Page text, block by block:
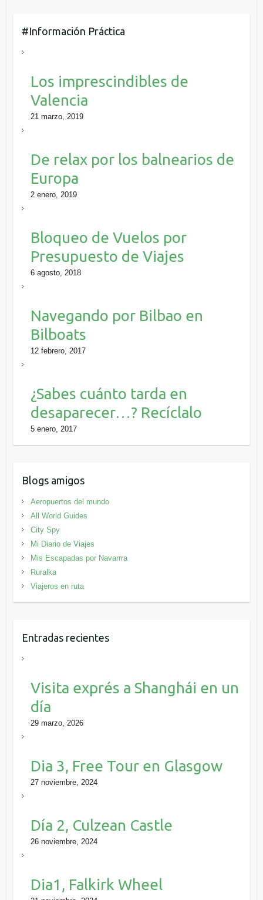
#Información Práctica
Los imprescindibles de
Valencia
21 marzo, 2019
De relax por los balnearios de
Europa
2 enero, 2019
Bloqueo de Vuelos por
Presupuesto de Viajes
6 agosto, 2018
Navegando por Bilbao en
Bilboats
12 febrero, 2017
¿Sabes cuánto tarda en
desaparecer…? Recíclalo
5 enero, 2017
Blogs amigos
Aeropuertos del mundo
All World Guides
City Spy
Mi Diario de Viajes
Mis Escapadas por Navarrra
Ruralka
Viajeros en ruta
Entradas recientes
Visita exprés a Shanghái en un
día
29 marzo, 2026
Dia 3, Free Tour en Glasgow
27 noviembre, 2024
Día 2, Culzean Castle
26 noviembre, 2024
Dia1, Falkirk Wheel